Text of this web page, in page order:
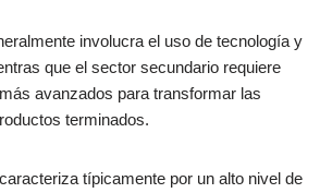
involucra el uso de tecnología y
que el sector secundario requiere
avanzados para transformar las
terminados.
típicamente por un alto nivel de